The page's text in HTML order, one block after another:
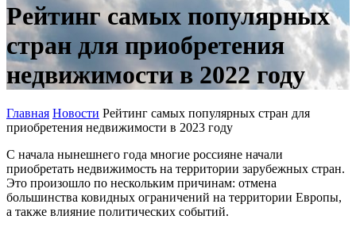
Рейтинг самых популярных
стран для приобретения
недвижимости в 2022 году
Главная Новости Рейтинг самых популярных стран для
приобретения недвижимости в 2023 году
С начала нынешнего года многие россияне начали
приобретать недвижимость на территории зарубежных стран.
Это произошло по нескольким причинам: отмена
большинства ковидных ограничений на территории Европы,
а также влияние политических событий.